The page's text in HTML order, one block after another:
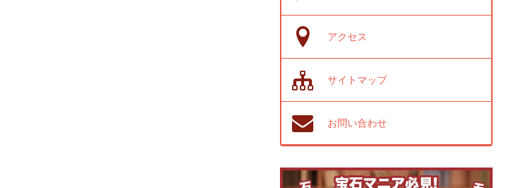
アクセス
サイトマップ
お問い合わせ